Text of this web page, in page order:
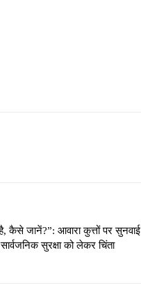
कैसे जानें?”: आवारा कुत्तों पर सुनवाई
सुरक्षा को लेकर चिंता